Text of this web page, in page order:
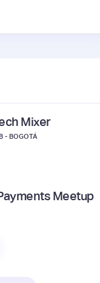
Mixer
- BOGOTÁ
Meetup